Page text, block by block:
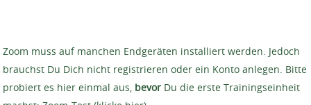
Zoom muss auf manchen Endgeräten installiert werden. Jedoch
brauchst Du Dich nicht registrieren oder ein Konto anlegen. Bitte
probiert es hier einmal aus, bevor Du die erste Trainingseinheit